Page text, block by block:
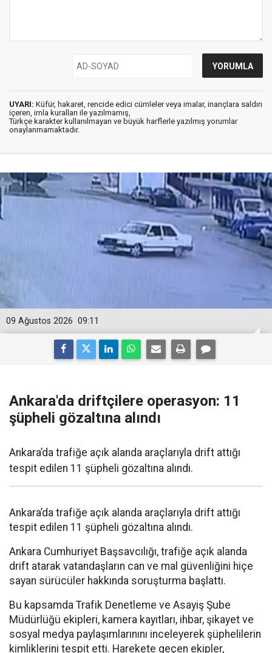
UYARI: Küfür, hakaret, rencide edici cümleler veya imalar, inançlara saldırı
içeren, imla kuralları ile yazılmamış,
Türkçe karakter kullanılmayan ve büyük harflerle yazılmış yorumlar
onaylanmamaktadır.
09:11
09 Ağustos 2026
Ankara'da driftçilere operasyon: 11
şüpheli gözaltına alındı
Ankara’da trafiğe açık alanda araçlarıyla drift attığı
tespit edilen 11 şüpheli gözaltına alındı.
Ankara’da trafiğe açık alanda araçlarıyla drift attığı
tespit edilen 11 şüpheli gözaltına alındı.
Ankara Cumhuriyet Başsavcılığı, trafiğe açık alanda
drift atarak vatandaşların can ve mal güvenliğini hiçe
sayan sürücüler hakkında soruşturma başlattı.
Bu kapsamda Trafik Denetleme ve Asayiş Şube
Müdürlüğü ekipleri, kamera kayıtları, ihbar, şikayet ve
sosyal medya paylaşımlarınını inceleyerek şüphelilerin
kimliklerini tespit etti. Harekete geçen ekipler,